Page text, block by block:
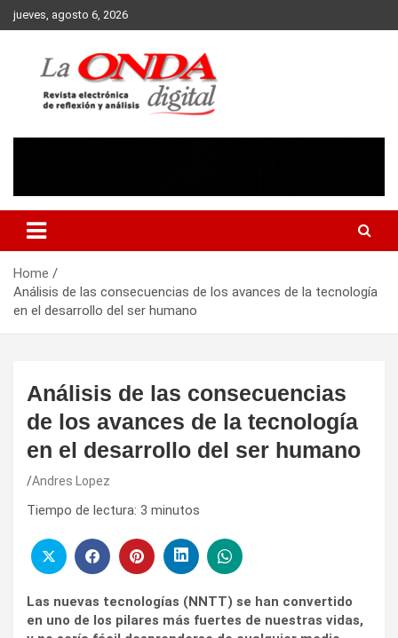
Skip
to
jueves, agosto 6, 2026
Home
Análisis de las consecuencias de los avances de la tecnología
en el desarrollo del ser humano
Análisis de las consecuencias
de los avances de la tecnología
en el desarrollo del ser humano
Andres Lopez
Tiempo de lectura: 3 minutos
Las nuevas tecnologías (NNTT) se han convertido
en uno de los pilares más fuertes de nuestras vidas,